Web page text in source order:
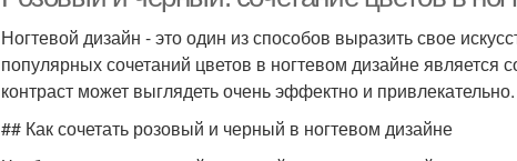
Ногтевой дизайн - это один из способов выразить свое
популярных сочетаний цветов в ногтевом дизайне является
контраст может выглядеть очень эффектно и привлекательно.
## Как сочетать розовый и черный в ногтевом дизайне